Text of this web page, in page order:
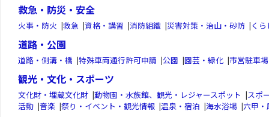
救急・防災・安全
火事・防火 |救急 |資格・講習 |消防組織 |災害対策・治山・砂防 |く
道路・公園
道路・側溝・橋 |特殊車両通行許可申請 |公園 |園芸・緑化 |市営駐車
観光・文化・スポーツ
文化財・埋蔵文化財 |動物園・水族館、観光・レジャースポット |スポ
活動 |音楽 |祭り・イベント・観光情報 |温泉・宿泊 |海水浴場 |六甲